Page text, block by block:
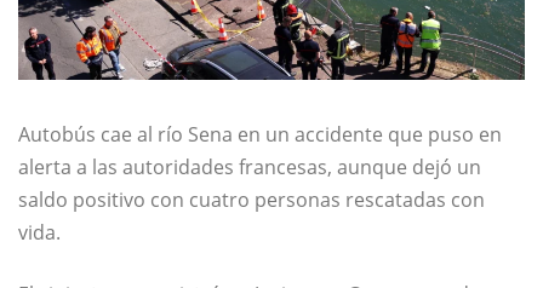
Autobús cae al río Sena en un accidente que puso en
alerta a las autoridades francesas, aunque dejó un
saldo positivo con cuatro personas rescatadas con
vida.